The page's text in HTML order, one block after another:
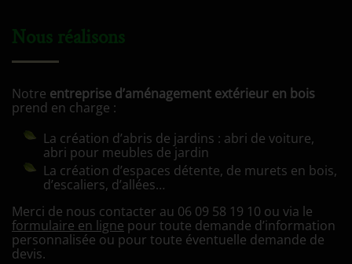
Nous réalisons
Notre entreprise d’aménagement extérieur en bois
prend en charge :
La création d’abris de jardins : abri de voiture,
abri pour meubles de jardin
La création d’espaces détente, de murets en bois,
d’escaliers, d’allées…
Merci de nous contacter au 06 09 58 19 10 ou via le
formulaire en ligne pour toute demande d’information
personnalisée ou pour toute éventuelle demande de
devis.